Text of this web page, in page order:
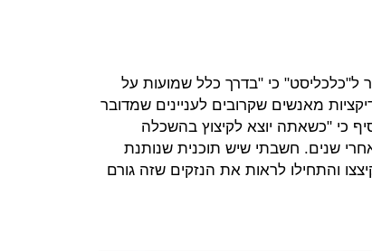
ל"כלכליסט" כי "בדרך כלל שמועות על
מאנשים שקרובים לעניינים שמדובר
כי "כשאתה יוצא לקיצוץ בהשכלה
שנים. חשבתי שיש תוכנית שנותנת
והתחילו לראות את הנזקים שזה גורם